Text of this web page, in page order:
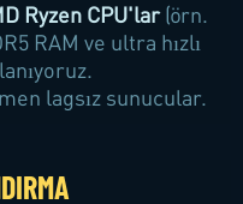
Ryzen CPU'lar(örn.
RAM ve ultra hızlı
lagsız sunucular.